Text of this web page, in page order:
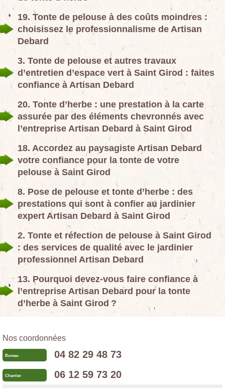
19. Tonte de pelouse à des coûts moindres :
choisissez le professionnalisme de Artisan
Debard
3. Tonte de pelouse et autres travaux
d’entretien d’espace vert à Saint Girod : faites
confiance à Artisan Debard
20. Tonte d’herbe : une prestation à la carte
assurée par des éléments chevronnés avec
l’entreprise Artisan Debard à Saint Girod
18. Accordez au paysagiste Artisan Debard
votre confiance pour la tonte de votre
pelouse à Saint Girod
8. Pose de pelouse et tonte d’herbe : des
prestations qui sont à confier au jardinier
expert Artisan Debard à Saint Girod
2. Tonte et réfection de pelouse à Saint Girod
: des services de qualité avec le jardinier
professionnel Artisan Debard
13. Pourquoi devez-vous faire confiance à
l’entreprise Artisan Debard pour la tonte
d’herbe à Saint Girod ?
Nos coordonnées
Bureau 04 82 29 48 73
Chantier 06 12 59 73 20